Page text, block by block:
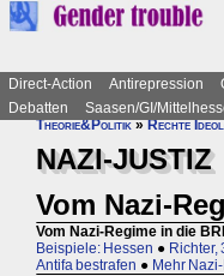
Direct-Action Antirepression
Debatten
Saasen/GI/
Theorie&Politik»Rechte
NAZI-JUSTIZ
Vom Nazi-
Vom Nazi-Regime in die
Beispiele: Hessen ● Richter,
Antifa bestrafen ● Mehr